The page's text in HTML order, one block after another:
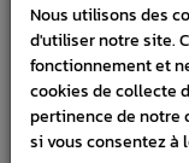
LIVRAISON
VÉHICULES
SCHÉMA
Nous utilisons des
d'utiliser notre site.
fonctionnement et
cookies de collecte
pertinence de notre
si vous consentez à